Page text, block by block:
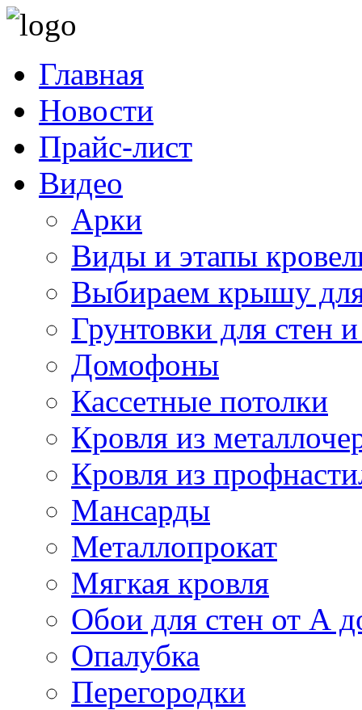
Главная
Новости
Прайс-лист
Видео
Арки
Виды и этапы
Выбираем крышу
Грунтовки для стен
Домофоны
Кассетные потолки
Кровля из
Кровля из
Мансарды
Металлопрокат
Мягкая кровля
Обои для стен от А
Опалубка
Перегородки